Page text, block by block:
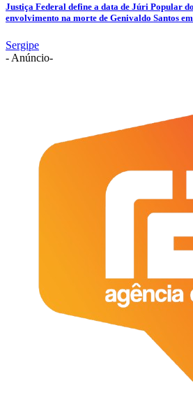
Justiça Federal define a data de Júri Popular
envolvimento na morte de Genivaldo Santos
Sergipe
- Anúncio-